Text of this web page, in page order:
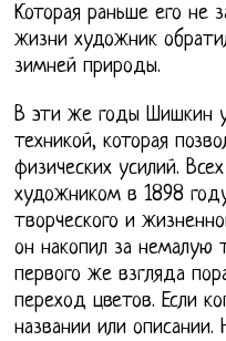
Которая раньше его не
жизни художник
зимней природы.
В эти же годы Шишкин
техникой, которая
физических усилий.
художником в 1898
творческого и
он накопил за немалую
первого же взгляда
переход цветов. Если
названии или описании.